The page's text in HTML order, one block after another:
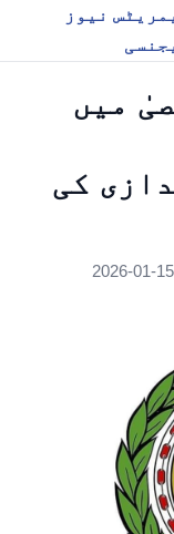
نیوز
میں
کی
2026-01-